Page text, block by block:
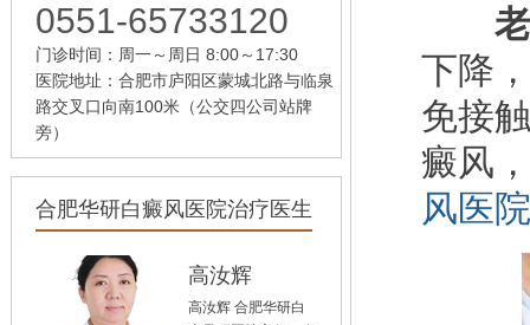
0551-65733120
门诊时间：周一～周日 8:00～17:30
医院地址：合肥市庐阳区蒙城北路与临泉
路交叉口向南100米（公交四公司站牌
旁）
合肥华研白癜风医院治疗医生
孙定英
高汝辉
高汝辉 合肥华研白
刘斌
刘斌，中共党员，毕
老
下降
免接
癜风
风医院